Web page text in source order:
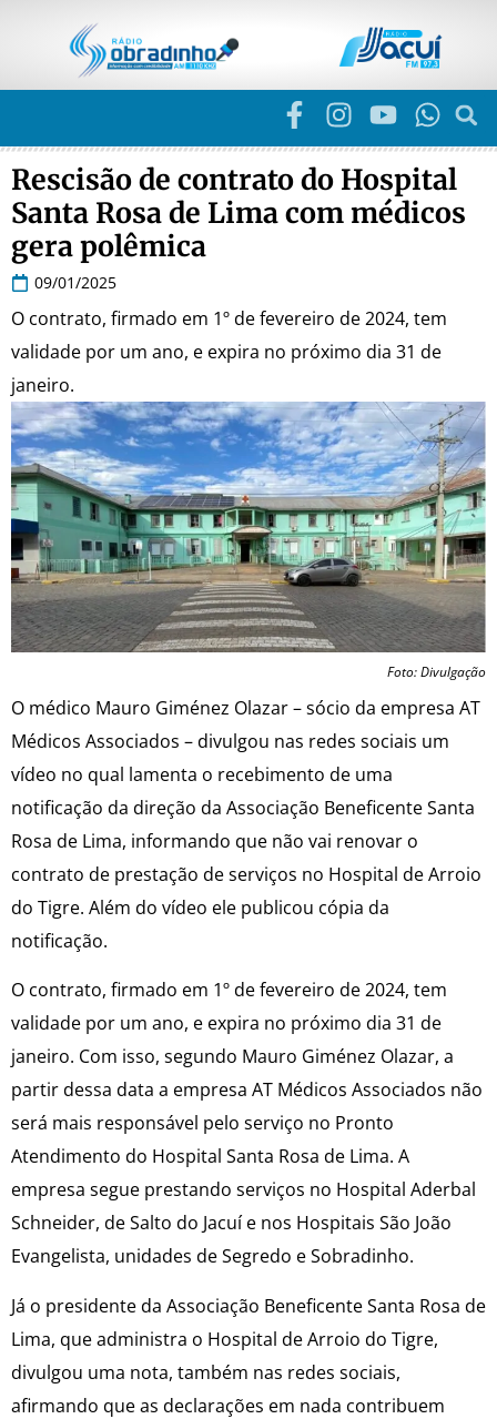
Rescisão de contrato do Hospital
Santa Rosa de Lima com médicos
gera polêmica
09/01/2025
O contrato, firmado em 1º de fevereiro de 2024, tem
validade por um ano, e expira no próximo dia 31 de
janeiro.
Foto: Divulgação
O médico Mauro Giménez Olazar – sócio da empresa AT
Médicos Associados – divulgou nas redes sociais um
vídeo no qual lamenta o recebimento de uma
notificação da direção da Associação Beneficente Santa
Rosa de Lima, informando que não vai renovar o
contrato de prestação de serviços no Hospital de Arroio
do Tigre. Além do vídeo ele publicou cópia da
notificação.
O contrato, firmado em 1º de fevereiro de 2024, tem
validade por um ano, e expira no próximo dia 31 de
janeiro. Com isso, segundo Mauro Giménez Olazar, a
partir dessa data a empresa AT Médicos Associados não
será mais responsável pelo serviço no Pronto
Atendimento do Hospital Santa Rosa de Lima. A
empresa segue prestando serviços no Hospital Aderbal
Schneider, de Salto do Jacuí e nos Hospitais São João
Evangelista, unidades de Segredo e Sobradinho.
Já o presidente da Associação Beneficente Santa Rosa de
Lima, que administra o Hospital de Arroio do Tigre,
divulgou uma nota, também nas redes sociais,
afirmando que as declarações em nada contribuem